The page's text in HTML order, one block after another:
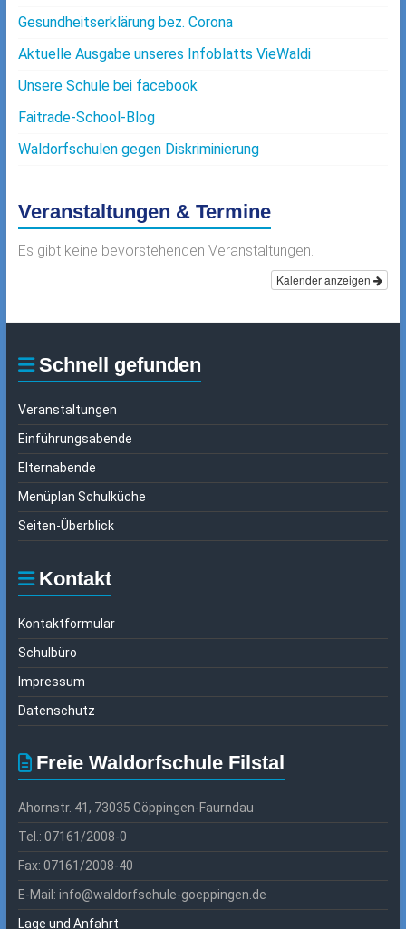
Gesundheitserklärung bez. Corona
Aktuelle Ausgabe unseres Infoblatts VieWaldi
Unsere Schule bei facebook
Faitrade-School-Blog
Waldorfschulen gegen Diskriminierung
Veranstaltungen & Termine
Es gibt keine bevorstehenden Veranstaltungen.
Kalender anzeigen
Schnell gefunden
Veranstaltungen
Einführungsabende
Elternabende
Menüplan Schulküche
Seiten-Überblick
Kontakt
Kontaktformular
Schulbüro
Impressum
Datenschutz
Freie Waldorfschule Filstal
Ahornstr. 41, 73035 Göppingen-Faurndau
Tel.: 07161/2008-0
Fax: 07161/2008-40
E-Mail: info@waldorfschule-goeppingen.de
Lage und Anfahrt